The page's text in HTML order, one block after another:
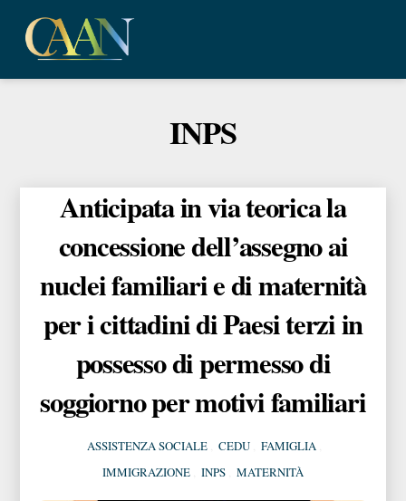
INPS
Anticipata in via teorica la
concessione dell’assegno ai
nuclei familiari e di maternità
per i cittadini di Paesi terzi in
possesso di permesso di
soggiorno per motivi familiari
ASSISTENZA SOCIALE CEDU FAMIGLIA
IMMIGRAZIONE
INPS MATERNITÀ